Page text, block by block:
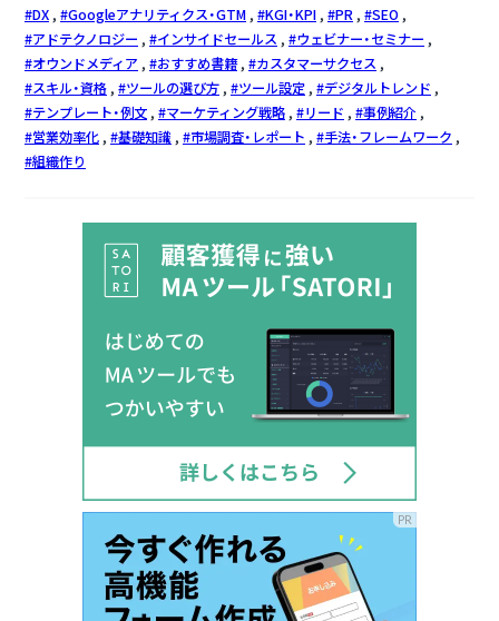
DX Googleアナリティクス・GTM KGI・KPI PR
SEO
アドテクノロジー
インサイドセールス
ウェビナー・セミナー
オウンドメディア
おすすめ書籍
カスタマーサクセス
スキル・資格
ツールの選び方 ツール設定
デジタルトレンド
テンプレート・例文
マーケティング戦略 リード
事例紹介
営業効率化
基礎知識 市場調査・レポート
手法・フレームワーク
組織作り
PR